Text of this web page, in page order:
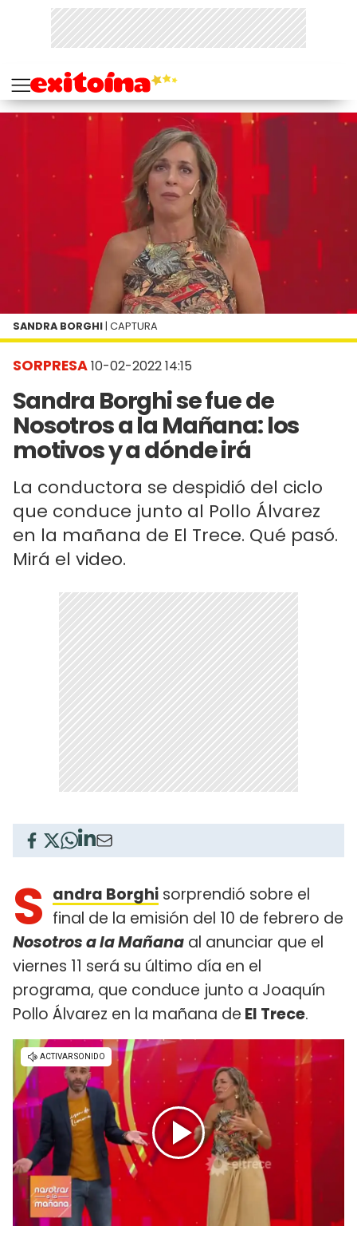
SORPRESA10-02-2022 14:15
Sandra Borghi se fue de
Nosotros a la Mañana: los
motivos y a dónde irá
La conductora se despidió del ciclo
que conduce junto al Pollo Álvarez
en la mañana de El Trece. Qué pasó.
Mirá el video.
SANDRA BORGHI | CAPTURA
S andra Borghi sorprendió sobre el
final de la emisión del 10 de febrero de
Nosotros a la Mañana al anunciar que el
viernes 11 será su último día en el
programa, que conduce junto a Joaquín
Pollo Álvarez en la mañana de El Trece.